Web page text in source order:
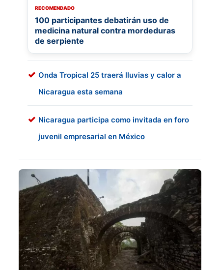
RECOMENDADO
100 participantes debatirán uso de
medicina natural contra mordeduras
de serpiente
Onda Tropical 25 traerá lluvias y calor a
Nicaragua esta semana
Nicaragua participa como invitada en foro
juvenil empresarial en México